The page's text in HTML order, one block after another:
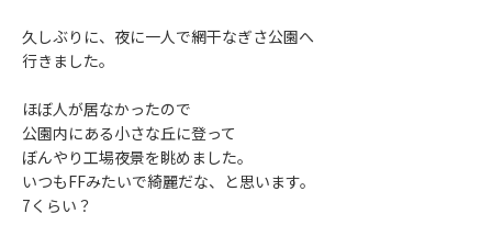
久しぶりに、夜に一人で網干なぎさ公園へ
行きました。
ほぼ人が居なかったので
公園内にある小さな丘に登って
ぼんやり工場夜景を眺めました。
いつもFFみたいで綺麗だな、と思います。
7くらい？